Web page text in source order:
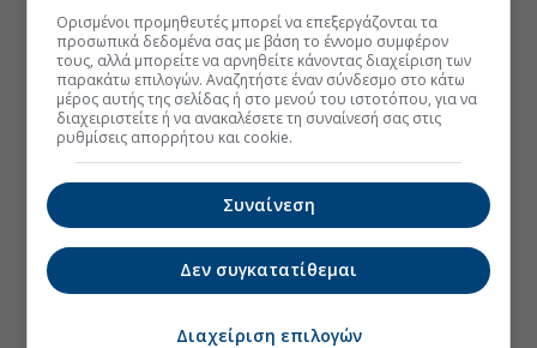
Ορισμένοι προμηθευτές μπορεί να επεξεργάζονται τα
προσωπικά δεδομένα σας με βάση το έννομο συμφέρον
τους, αλλά μπορείτε να αρνηθείτε κάνοντας διαχείριση των
παρακάτω επιλογών. Αναζητήστε έναν σύνδεσμο στο κάτω
μέρος αυτής της σελίδας ή στο μενού του ιστοτόπου, για να
διαχειριστείτε ή να ανακαλέσετε τη συναίνεσή σας στις
ρυθμίσεις απορρήτου και cookie.
Συναίνεση
Δεν συγκατατίθεμαι
Διαχείριση επιλογών